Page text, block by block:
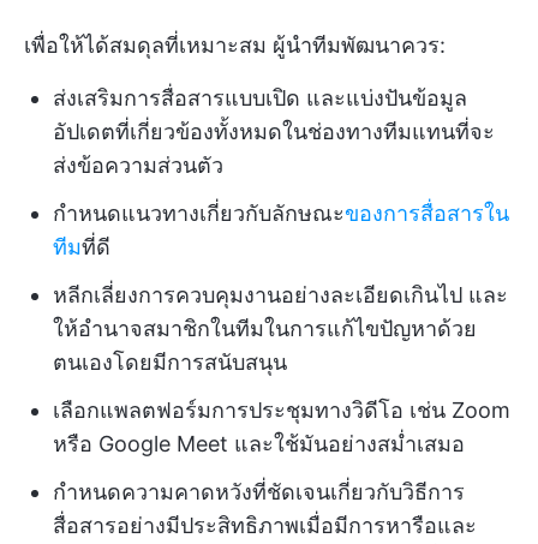
เพื่อให้ได้สมดุลที่เหมาะสม ผู้นำทีมพัฒนาควร:
ส่งเสริมการสื่อสารแบบเปิด และแบ่งปันข้อมูล
อัปเดตที่เกี่ยวข้องทั้งหมดในช่องทางทีมแทนที่จะ
ส่งข้อความส่วนตัว
กำหนดแนวทางเกี่ยวกับลักษณะของการสื่อสารใน
ทีมที่ดี
หลีกเลี่ยงการควบคุมงานอย่างละเอียดเกินไป และ
ให้อำนาจสมาชิกในทีมในการแก้ไขปัญหาด้วย
ตนเองโดยมีการสนับสนุน
เลือกแพลตฟอร์มการประชุมทางวิดีโอ เช่น Zoom
หรือ Google Meet และใช้มันอย่างสม่ำเสมอ
กำหนดความคาดหวังที่ชัดเจนเกี่ยวกับวิธีการ
สื่อสารอย่างมีประสิทธิภาพเมื่อมีการหารือและ